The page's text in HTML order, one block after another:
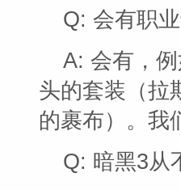
Q: 会有职
A: 会有，
头的套装（拉
的裹布）。我
Q: 暗黑3从